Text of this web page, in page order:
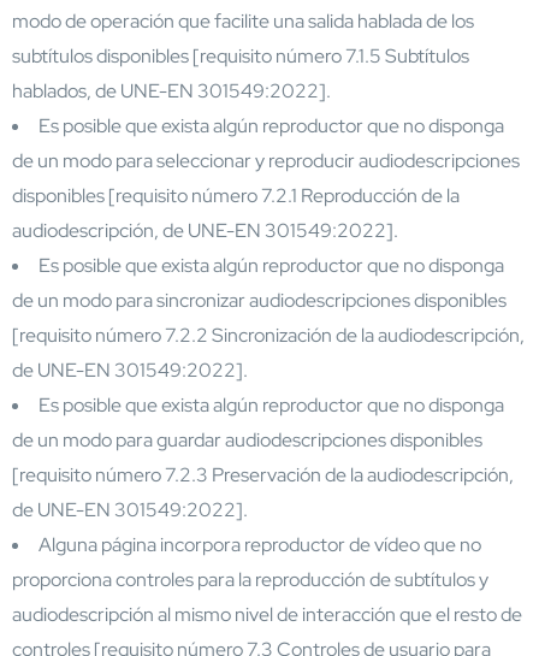
modo de operación que facilite una salida hablada de los
subtítulos disponibles [requisito número 7.1.5 Subtítulos
hablados, de UNE-EN 301549:2022].
Es posible que exista algún reproductor que no disponga
de un modo para seleccionar y reproducir audiodescripciones
disponibles [requisito número 7.2.1 Reproducción de la
audiodescripción, de UNE-EN 301549:2022].
Es posible que exista algún reproductor que no disponga
de un modo para sincronizar audiodescripciones disponibles
[requisito número 7.2.2 Sincronización de la audiodescripción,
de UNE-EN 301549:2022].
Es posible que exista algún reproductor que no disponga
de un modo para guardar audiodescripciones disponibles
[requisito número 7.2.3 Preservación de la audiodescripción,
de UNE-EN 301549:2022].
Alguna página incorpora reproductor de vídeo que no
proporciona controles para la reproducción de subtítulos y
audiodescripción al mismo nivel de interacción que el resto de
controles [requisito número 7.3 Controles de usuario para